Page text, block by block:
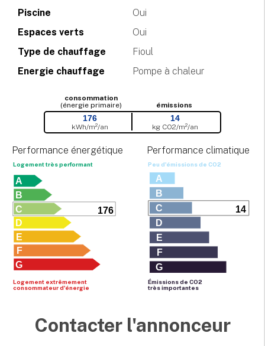
Piscine
Oui
Espaces verts
Oui
Type de chauffage
Fioul
Energie chauffage
Pompe à chaleur
consommation
(énergie primaire)
émissions
176
kWh/m²/an
14
kg CO2/m²/an
Performance énergétique
Logement très performant
A
B
176
C
D
E
F
G
Logement extrêmement
consommateur d'énergie
Performance climatique
Peu d'émissions de CO2
A
B
14
C
D
E
F
G
Émissions de CO2
très importantes
Contacter l'annonceur